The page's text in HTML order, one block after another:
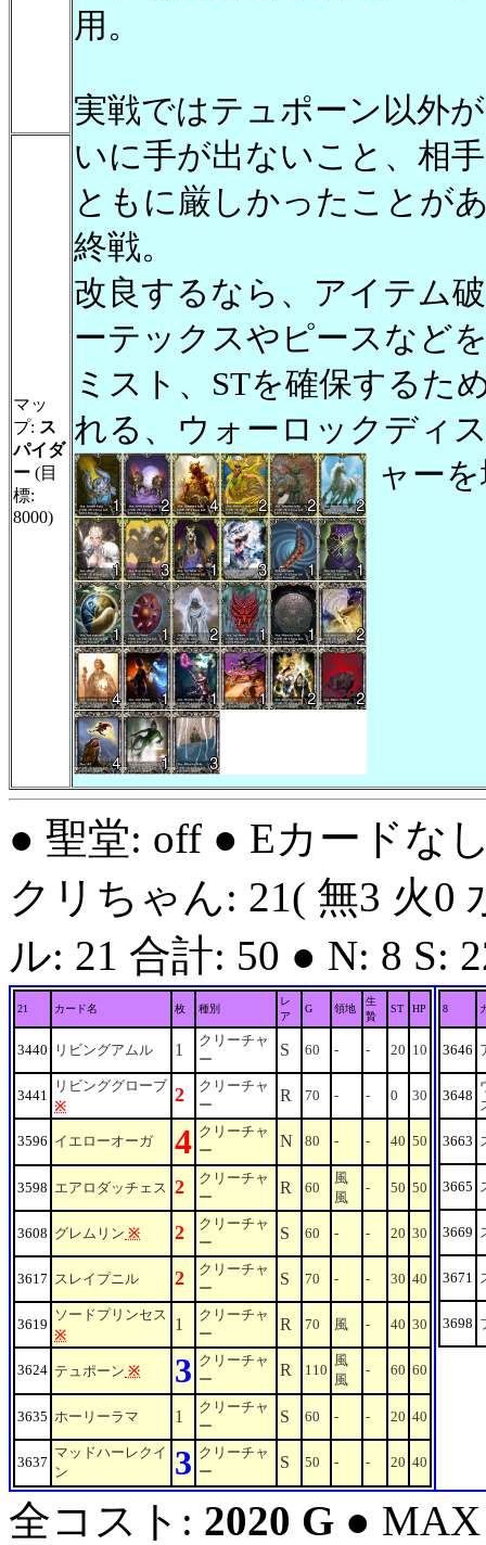
用。
実戦ではテュポーン以外
いに手が出ないこと、相
ともに厳しかったことが
終戦。
改良するなら、アイテム
ーテックスやピースなど
ミスト、STを確保するた
れる、ウォーロックディ
ャー
マッ
プ: ス
パイダ
ー (目
標:
8000)
● 聖堂: off ● Eカードな
クリちゃん: 21( 無3 火0
ル: 21 合計: 50 ● N: 8 S:
21 カード名 枚 種別
レ
ア
G 領地
生
贄
ST HP
3440 リビングアムル 1
クリーチャ
ー
S 60 - - 20 10
3441
リビンググローブ
※
2
クリーチャ
ー
R 70 - - 0 30
3596 イエローオーガ 4 クリーチャ
ー
N 80 - - 40 50
3598 エアロダッチェス 2
クリーチャ
ー
R 60
風
風
- 50 50
3608 グレムリン ※ 2
クリーチャ
ー
S 60 - - 20 30
3617 スレイプニル 2
クリーチャ
ー
S 70 - - 30 40
3619
ソードプリンセス
※
1
クリーチャ
ー
R 70 風 - 40 30
3624 テュポーン ※ 3 クリーチャ
ー
R 110
風
風
- 60 60
3635 ホーリーラマ 1
クリーチャ
ー
S 60 - - 20 40
3637
マッドハーレクイ
ン
3 クリーチャ
ー
S 50 - - 20 40
8
3646
3648
3663
3665
3669
3671
3698
全コスト: 2020 G ●